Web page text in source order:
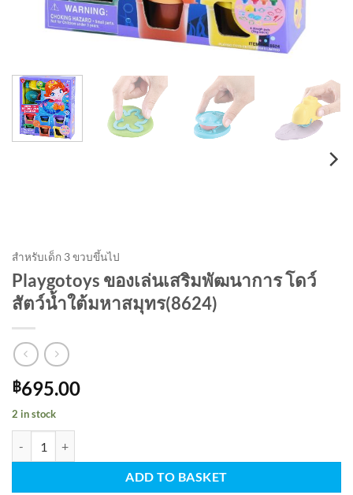
สำหรับเด็ก 3 ขวบขึ้นไป
Playgotoys ของเล่นเสริมพัฒนาการ โดว์
สัตว์น้ำใต้มหาสมุทร(8624)
฿695.00
2 in stock
ADD TO BASKET